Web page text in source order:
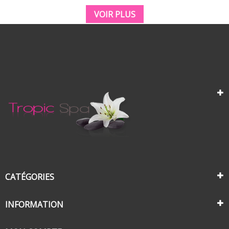
VOIR PLUS
CATÉGORIES
INFORMATION